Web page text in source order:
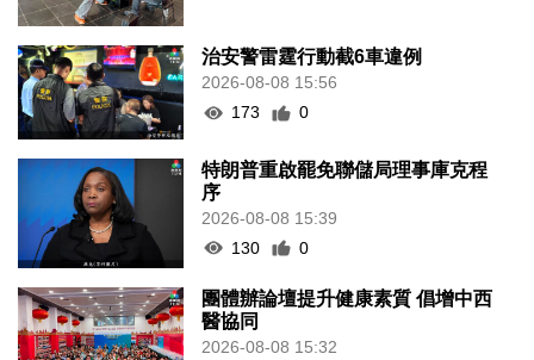
治安警雷霆行動截6車違例
2026-08-08 15:56
173
0
特朗普重啟罷免聯儲局理事庫克程
序
2026-08-08 15:39
130
0
團體辦論壇提升健康素質 倡增中西
醫協同
2026-08-08 15:32